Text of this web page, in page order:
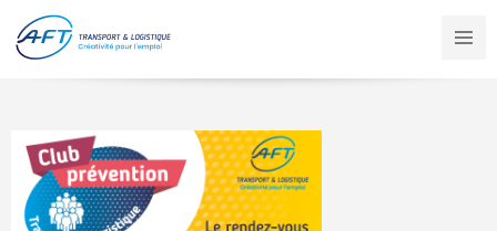
contenu
principal